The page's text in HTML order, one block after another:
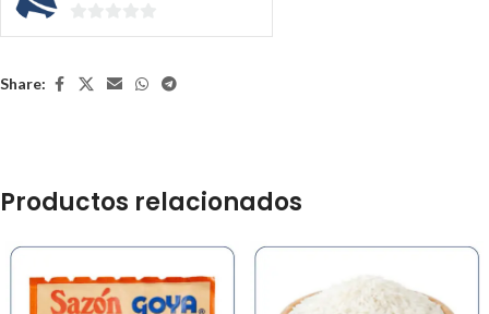
0
Share:
Productos relacionados